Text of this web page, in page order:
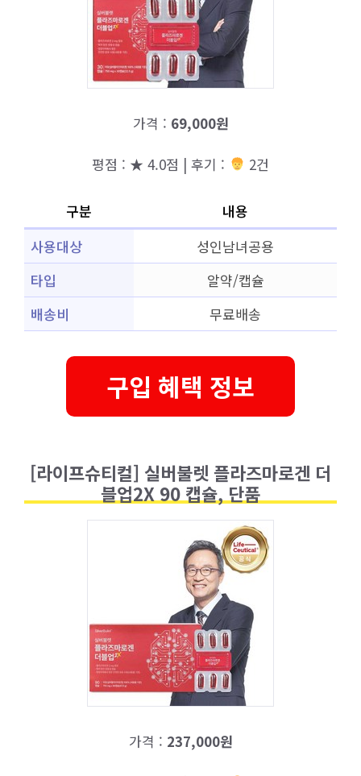
가격 : 69,000원
평점 : ★ 4.0점 | 후기 : 2건
구분
내용
사용대상
성인남녀공용
타입
알약/캡슐
배송비
무료배송
구입 혜택 정보
[라이프슈티컬] 실버불렛 플라즈마로겐 더
블업2X 90 캡슐, 단품
가격 : 237,000원